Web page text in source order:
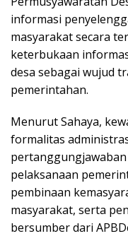
informasi
masyarakat secara
keterbukaan
desa sebagai wujud
pemerintahan.
Menurut Sahaya,
formalitas
pelaksanaan
pembinaan
masyarakat, serta
bersumber dari